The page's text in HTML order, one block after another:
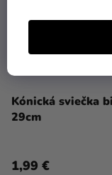
Kónická sviečka
29cm
1,99 €